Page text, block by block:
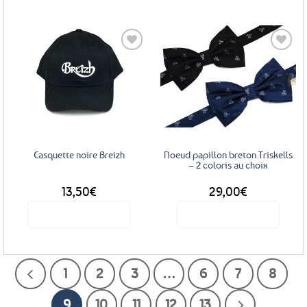
Ajouter
Casquette noire Breizh
13,50€
Ajouter
aux
favoris
Noeud papillon breton Triskells
– 2 coloris au choix
29,00€
a
plusieurs
variations.
1 2 3 … 6 7
8